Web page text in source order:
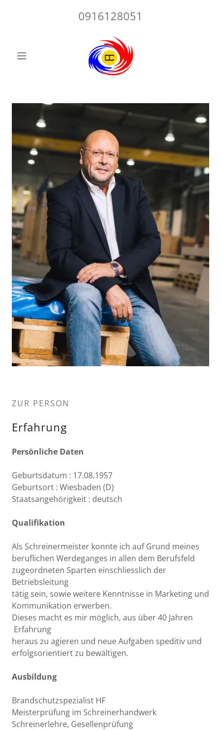
0916128051
ZUR PERSON
Erfahrung
Persönliche Daten
Geburtsdatum : 17.08.1957
Geburtsort : Wiesbaden (D)
Staatsangehörigkeit : deutsch
Qualifikation
Als Schreinermeister konnte ich auf Grund meines
beruflichen Werdeganges in allen dem Berufsfeld
zugeordneten Sparten einschliesslich der
Betriebsleitung
tätig sein, sowie weitere Kenntnisse in Marketing und
Kommunikation erwerben.
Dieses macht es mir möglich, aus über 40 Jahren
Erfahrung
heraus zu agieren und neue Aufgaben speditiv und
erfolgsorientiert zu bewältigen.
Ausbildung
Brandschutzspezialist HF
Meisterprüfung im Schreinerhandwerk
Schreinerlehre, Gesellenprüfung